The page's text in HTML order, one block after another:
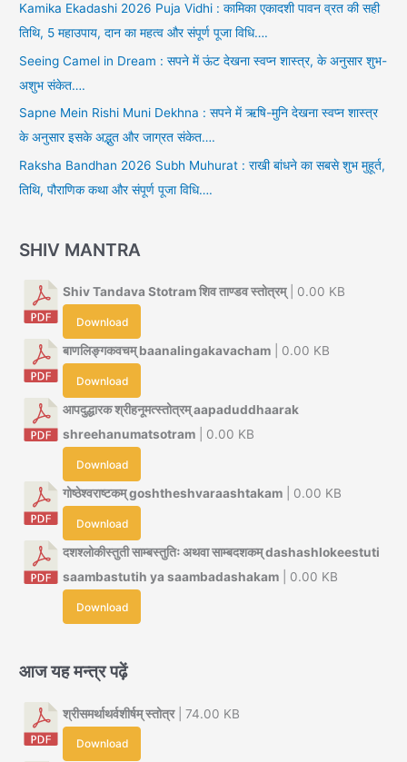
Kamika Ekadashi 2026 Puja Vidhi : कामिका एकादशी पावन व्रत की सही
तिथि, 5 महाउपाय, दान का महत्व और संपूर्ण पूजा विधि….
Seeing Camel in Dream : सपने में ऊंट देखना स्वप्न शास्त्र, के अनुसार शुभ-
अशुभ संकेत….
Sapne Mein Rishi Muni Dekhna : सपने में ऋषि-मुनि देखना स्वप्न शास्त्र
के अनुसार इसके अद्भुत और जाग्रत संकेत….
Raksha Bandhan 2026 Subh Muhurat : राखी बांधने का सबसे शुभ मुहूर्त,
तिथि, पौराणिक कथा और संपूर्ण पूजा विधि….
SHIV MANTRA
Shiv Tandava Stotram शिव ताण्डव स्तोत्रम्| 0.00 KB
Download
बाणलिङ्गकवचम् baanalingakavacham | 0.00 KB
Download
आपदुद्धारक श्रीहनूमत्स्तोत्रम् aapaduddhaarak
shreehanumatsotram | 0.00 KB
Download
गोष्ठेश्वराष्टकम् goshtheshvaraashtakam | 0.00 KB
Download
दशश्लोकीस्तुती साम्बस्तुतिः अथवा साम्बदशकम् dashashlokeestuti
saambastutih ya saambadashakam | 0.00 KB
Download
आज यह मन्त्र पढ़ें
श्रीसमर्थाथर्वशीर्षम् स्तोत्र| 74.00 KB
Download